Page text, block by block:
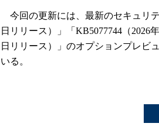
今回の更新には、最新のセキュリ
日リリース）」「KB5077744（2026
日リリース）」のオプションプレビ
いる。